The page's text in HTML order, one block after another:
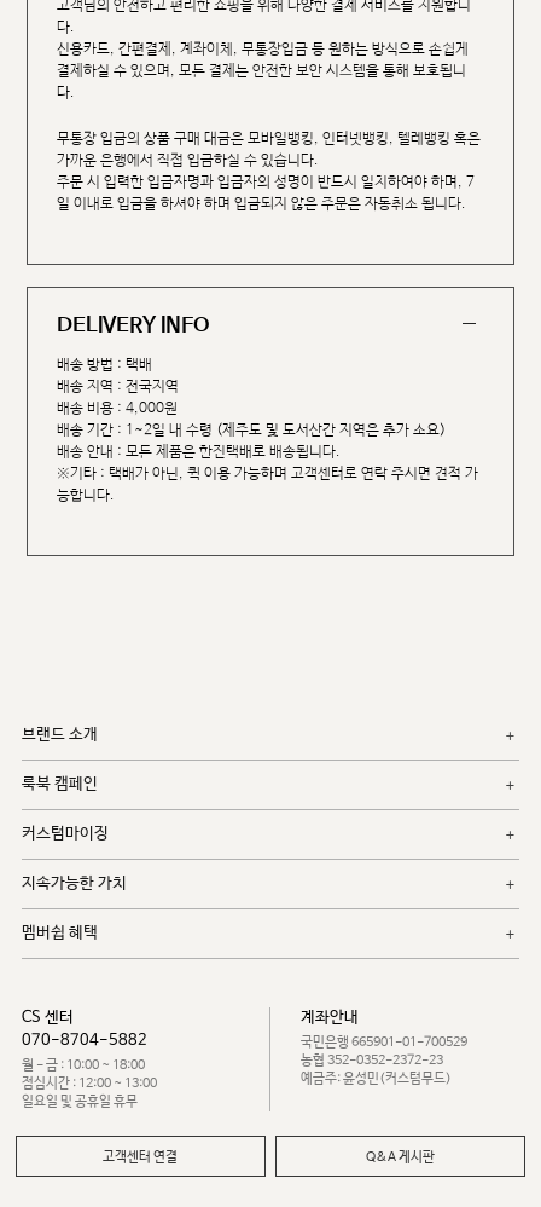
고객님의 안전하고 편리한 쇼핑을 위해 다양한 결제 서비스를 지원합니
다.
신용카드, 간편결제, 계좌이체, 무통장입금 등 원하는 방식으로 손쉽게
결제하실 수 있으며, 모든 결제는 안전한 보안 시스템을 통해 보호됩니
다.
무통장 입금의 상품 구매 대금은 모바일뱅킹, 인터넷뱅킹, 텔레뱅킹 혹은
가까운 은행에서 직접 입금하실 수 있습니다.
주문 시 입력한 입금자명과 입금자의 성명이 반드시 일치하여야 하며, 7
일 이내로 입금을 하셔야 하며 입금되지 않은 주문은 자동취소 됩니다.
DELIVERY INFO
배송 방법 : 택배
배송 지역 : 전국지역
배송 비용 : 4,000원
배송 기간 : 1~2일 내 수령 (제주도 및 도서산간 지역은 추가 소요)
배송 안내 : 모든 제품은 한진택배로 배송됩니다.
※기타 : 택배가 아닌, 퀵 이용 가능하며 고객센터로 연락 주시면 견적 가
능합니다.
브랜드 소개
룩북 캠페인
커스텀마이징
지속가능한 가치
멤버쉽 혜택
CS 센터
070-8704-5882
월 - 금 : 10:00 ~ 18:00
점심시간 : 12:00 ~ 13:00
일요일 및 공휴일 휴무
계좌안내
국민은행 665901-01-700529
농협 352-0352-2372-23
예금주: 윤성민(커스텀무드)
고객센터 연결 Q&A 게시판